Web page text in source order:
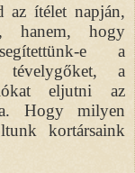
az ítélet napján,
hanem, hogy
e a
tévelygőket, a
eljutni az
Hogy milyen
kortársaink